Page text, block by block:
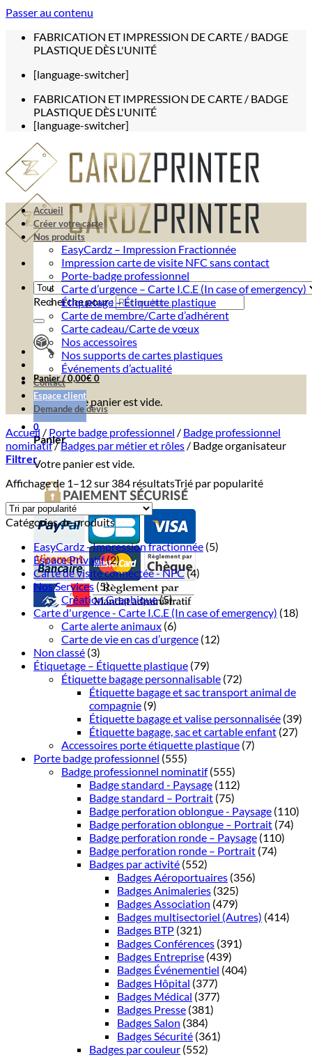
Passer au contenu
FABRICATION ET IMPRESSION DE CARTE / BADGE
PLASTIQUE DÈS L'UNITÉ
[language-switcher]
FABRICATION ET IMPRESSION DE CARTE / BADGE
PLASTIQUE DÈS L'UNITÉ
[language-switcher]
Recherche pour :
Panier /0,00€0
Votre panier est vide.
0
Panier
Votre panier est vide.
Accueil
Créer votre carte
Nos produits
EasyCardz – Impression Fractionnée
Impression carte de visite NFC sans contact
Porte-badge professionnel
Carte d’urgence – Carte I.C.E (In case of emergency)
Étiquetage – Étiquette plastique
Carte de membre/Carte d’adhérent
Carte cadeau/Carte de vœux
Nos accessoires
Nos supports de cartes plastiques
Événements d’actualité
Contact
Espace client
Demande de devis
Accueil / Porte badge professionnel / Badge professionnel
nominatif/ Badges par métier et rôles / Badge organisateur
Filtrer
Affichage de 1–12 sur 384 résultatsTrié par popularité
Catégories de produits
EasyCardz - Impression fractionnée (5)
Espace Privatif(2)
Carte de visite connectée - NFC(4)
Nos Services (5)
Création Graphique(5)
Carte d'urgence - Carte I.C.E (In case of emergency) (18)
Carte alerte animaux (6)
Carte de vie en cas d’urgence (12)
Non classé (3)
Étiquetage – Étiquette plastique (79)
Étiquette bagage personnalisable (72)
Étiquette bagage et sac transport animal de
compagnie (9)
Étiquette bagage et valise personnalisée (39)
Étiquette bagage, sac et cartable enfant (27)
Accessoires porte étiquette plastique (7)
Porte badge professionnel (555)
Badge professionnel nominatif (555)
Badge standard - Paysage (112)
Badge standard – Portrait (75)
Badge perforation oblongue - Paysage (110)
Badge perforation oblongue – Portrait (74)
Badge perforation ronde – Paysage (110)
Badge perforation ronde – Portrait (74)
Badges par activité (552)
Badges Aéroportuaires (356)
Badges Animaleries (325)
Badges Association (479)
Badges multisectoriel (Autres) (414)
Badges BTP (321)
Badges Conférences (391)
Badges Entreprise (439)
Badges Événementiel (404)
Badges Hôpital (377)
Badges Médical (377)
Badges Presse (381)
Badges Salon (384)
Badges Sécurité (361)
Badges par couleur (552)